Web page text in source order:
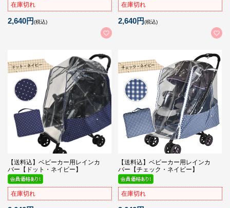
在庫切れ
2,640円(税込)
在庫切れ
2,640円(税込)
【送料込】ベビーカー用レインカ
バー【ドット・ネイビー】
在庫切れ
【送料込】ベビーカー用レインカ
バー【チェック・ネイビー】
在庫切れ